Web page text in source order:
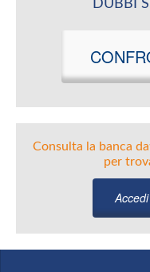
DUBBI
Consulta la banca
per